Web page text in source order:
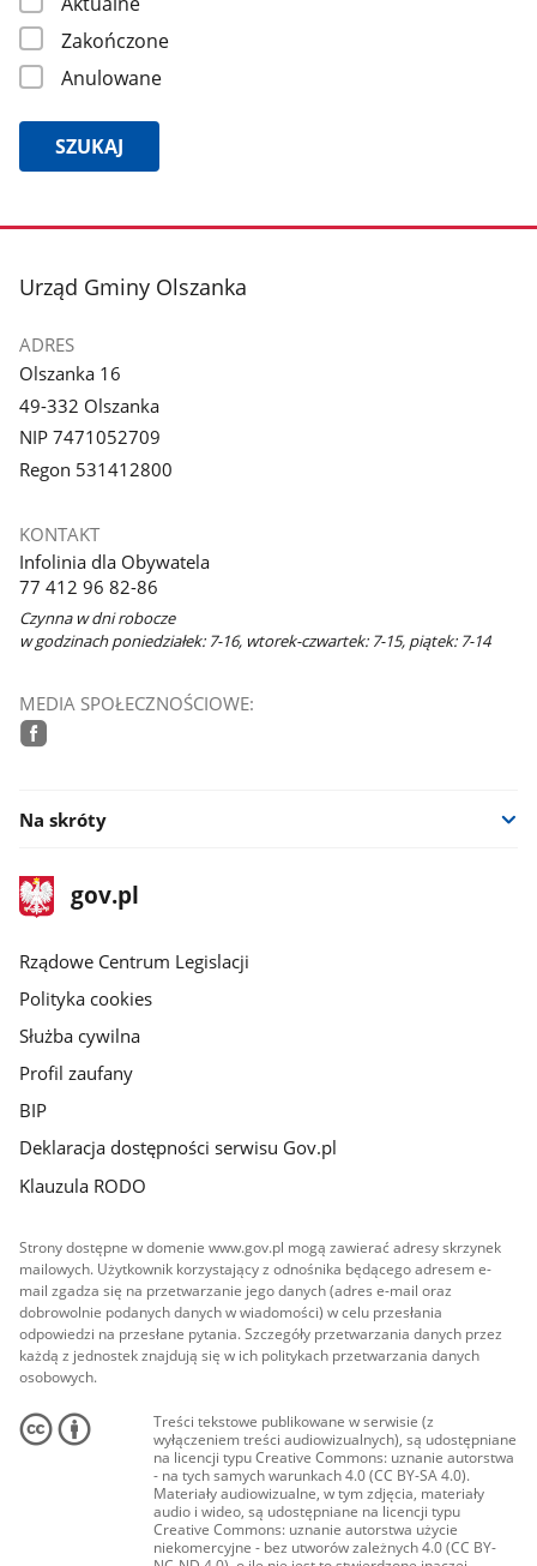
Zakończone
Anulowane
SZUKAJ
stopka
Urząd Gminy Olszanka
ADRES
Olszanka 16
49-332 Olszanka
NIP 7471052709
Regon 531412800
KONTAKT
Infolinia dla Obywatela
77 412 96 82-86
Czynna w dni robocze
w godzinach poniedziałek: 7-16, wtorek-czwartek: 7-15, piątek: 7-14
MEDIA SPOŁECZNOŚCIOWE:
Na skróty
stopka
gov.plStrona
gov.pl
Rządowe Centrum Legislacji
Polityka cookies
Służba cywilna
Profil zaufany
BIP
Deklaracja dostępności serwisu Gov.pl
Klauzula RODO
Strony dostępne w domenie www.gov.pl mogą zawierać adresy skrzynek
mailowych. Użytkownik korzystający z odnośnika będącego adresem e-
mail zgadza się na przetwarzanie jego danych (adres e-mail oraz
dobrowolnie podanych danych w wiadomości) w celu przesłania
odpowiedzi na przesłane pytania. Szczegóły przetwarzania danych przez
każdą z jednostek znajdują się w ich politykach przetwarzania danych
osobowych.
Treści tekstowe publikowane w serwisie (z
wyłączeniem treści audiowizualnych), są udostępniane
na licencji typu Creative Commons: uznanie autorstwa
- na tych samych warunkach 4.0 (CC BY-SA 4.0).
Materiały audiowizualne, w tym zdjęcia, materiały
audio i wideo, są udostępniane na licencji typu
Creative Commons: uznanie autorstwa użycie
niekomercyjne - bez utworów zależnych 4.0 (CC BY-